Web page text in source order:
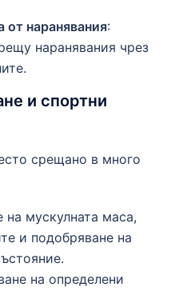
от наранявания:
наранявания чрез
и спортни
срещано в много
на мускулната маса,
и подобряване на
на определени